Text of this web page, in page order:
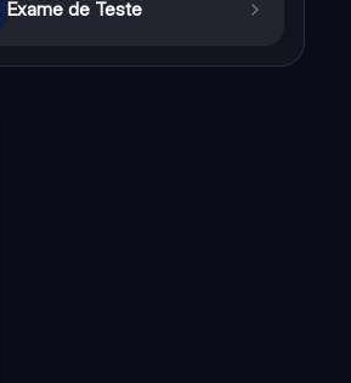
Exame de Teste